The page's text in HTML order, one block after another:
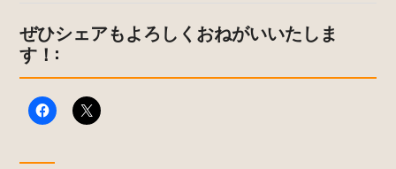
ぜひシェアもよろしくおねがいいたしま
す！: